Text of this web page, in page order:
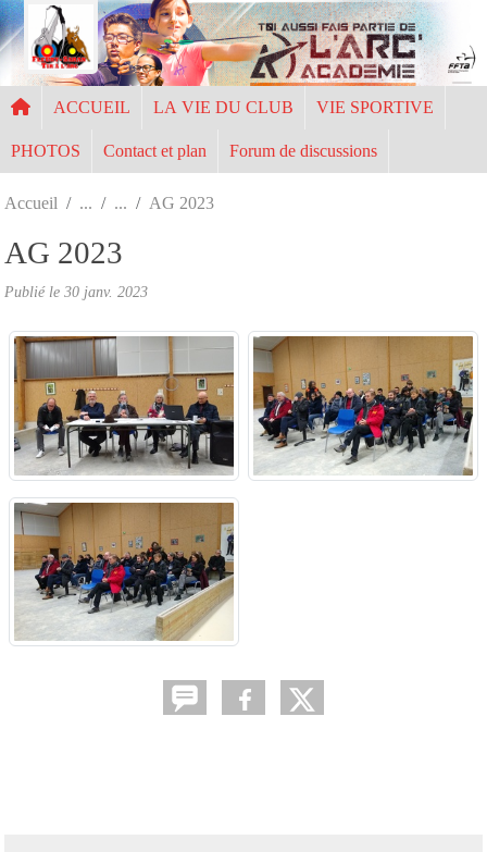
ACCUEIL LA VIE DU CLUB VIE SPORTIVE
PHOTOS Contact et plan Forum de discussions
Accueil AG 2023
AG 2023
Publié le 30 janv. 2023
Panneau de gestion des cookies